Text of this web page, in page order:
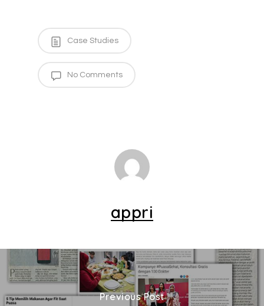
Case Studies
No Comments
appri
Previous Post